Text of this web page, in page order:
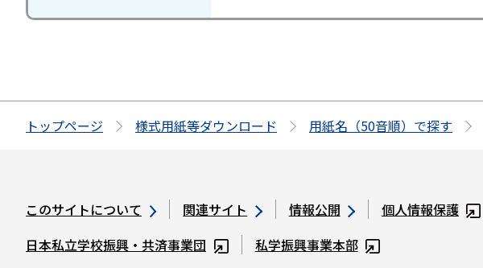
トップページ 様式用紙等ダウンロード 用紙名（50音順）で探す
このサイトについて 関連サイト 情報公開 個人情報保護
日本私立学校振興・共済事業団
私学振興事業本部